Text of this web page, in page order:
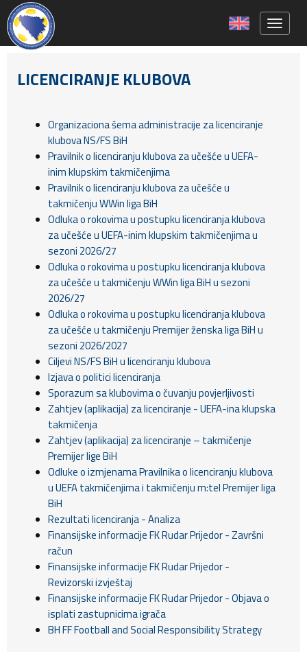
LICENCIRANJE KLUBOVA
Organizaciona šema administracije za licenciranje
klubova NS/FS BiH
Pravilnik o licenciranju klubova za učešće u UEFA-
inim klupskim takmičenjima
Pravilnik o licenciranju klubova za učešće u
takmičenju WWin liga BiH
Odluka o rokovima u postupku licenciranja klubova
za učešće u UEFA-inim klupskim takmičenjima u
sezoni 2026/27
Odluka o rokovima u postupku licenciranja klubova
za učešće u takmičenju WWin liga BiH u sezoni
2026/27
Odluka o rokovima u postupku licenciranja klubova
za učešće u takmičenju Premijer ženska liga BiH u
sezoni 2026/2027
Ciljevi NS/FS BiH u licenciranju klubova
Izjava o politici licenciranja
Sporazum sa klubovima o čuvanju povjerljivosti
Zahtjev (aplikacija) za licenciranje - UEFA-ina klupska
takmičenja
Zahtjev (aplikacija) za licenciranje – takmičenje
Premijer lige BiH
Odluke o izmjenama Pravilnika o licenciranju klubova
u UEFA takmičenjima i takmičenju m:tel Premijer liga
BiH
Rezultati licenciranja - Analiza
Finansijske informacije FK Rudar Prijedor - Završni
račun
Finansijske informacije FK Rudar Prijedor -
Revizorski izvještaj
Finansijske informacije FK Rudar Prijedor - Objava o
isplati zastupnicima igrača
BH FF Football and Social Responsibility Strategy